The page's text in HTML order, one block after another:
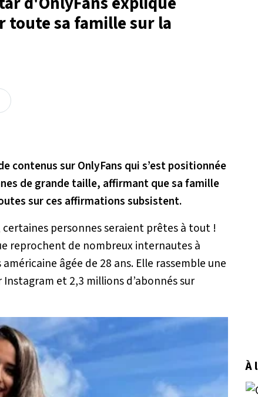
sa famille sur la
contenus sur OnlyFans qui s’est positionnée
de grande taille, affirmant que sa famille
sur ces affirmations subsistent.
certaines personnes seraient prêtes à tout !
reprochent de nombreux internautes à
âgée de 28 ans. Elle rassemble une
et 2,3 millions d’abonnés sur
À